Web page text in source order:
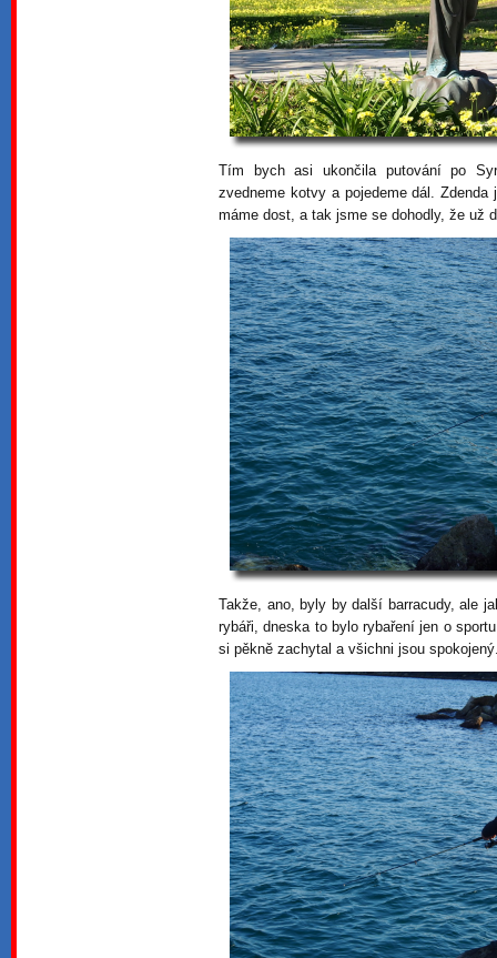
Tím bych asi ukončila putování po
zvedneme kotvy a pojedeme dál.
máme dost, a tak jsme se dohodly, že už
Takže, ano, byly by další barracudy, ale
rybáři, dneska to bylo rybaření jen o
si pěkně zachytal a všichni jsou